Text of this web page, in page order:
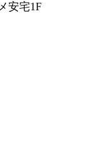
安宅1F